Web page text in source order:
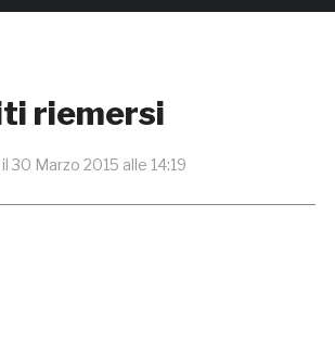
riemersi
il 30 Marzo 2015 alle 14:19